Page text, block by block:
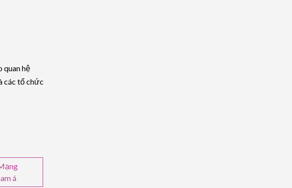
quan hệ
các tổ chức
á